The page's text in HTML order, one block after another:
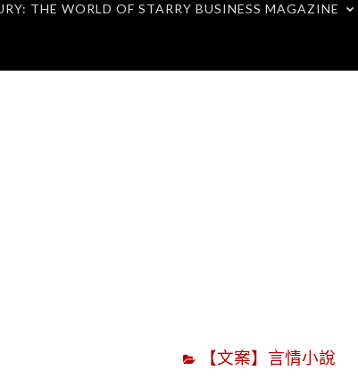
THE WORLD OF STARRY BUSINESS MAGAZINE
【文案】言情小說